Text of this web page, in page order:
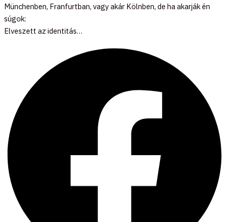
Münchenben, Franfurtban, vagy akár Kölnben, de ha akarják én
súgok:
Elveszett az identitás…